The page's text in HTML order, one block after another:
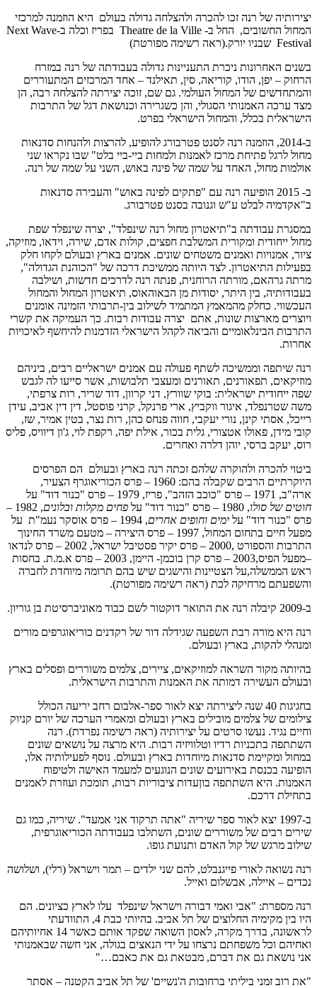
יצירותיה של רנה זכו להכרה ולהצלחה גדולה בעולם היא הוזמנה למרכזי
המחול החשובים, החל ב- Theatre de la Ville בפריז וכלה ב-Next Wave
Festival שבניו יורק.(ראה רשימה מפורטת)
בשנים האחרונות ניכרת התעניינות גדולה בעבודתה של רנה במזרח
הרחוק – יפן, הודו, קוריאה, סין, תאילנד – אחד המרכזים המתעוררים
והמתחדשים של המחול העולמי. גם שם, זוכה יצירתה להצלחה רבה, הן
מצד ערכה האמנותי הסגולי, והן כשגרירה וכנושאת דגל של התרבות
הישראלית בכלל, והמחול הישראלי בפרט.
ב-2014, הוזמנה רנה לסנט פטרבורג להופיע, להרצות ולהנחות סדנאות
מחול לרגל פתיחת מרכז לאמנות ולמחות ביי-ביי בלט" שבו נקראו שני
אולמות מחול, האחד על שמה של פינה באוש, השני על שמה של רנה.
ב- 2015 הופיעה רנה עם "פתקים לפינה באוש" והעבירה סדנאות
ב"אקדמיה לבלט ע"ש וגנובה בסנט פטרבורג.
במסגרת עבודתה ב"תיאטרון מחול רנה שינפלד", יצרה שינפלד שפת
מחול ייחודית ומקורית המשלבת חפצים, קולות אדם, שירה, וידאו, מוזיקה,
ציור, אמנויות ואמנים משטחים שונים. אמנים בארץ ובעולם לקחו חלק
בפעילות התיאטרון. לצד היותה ממשיכת דרכה של "הכוהנת הגדולה",
מרתה גרהאם, מורתה הרוחנית, פנתה רנה לדרכים חדשות, ושילבה
בעבודותיה, בין היתר, יסודות מן הבאוהאוס, תיאטרון המחול והמחול
העכשווי. כחלק מהמאמץ המתמיד לשילוב בין-תרבותי הזמינה אומנים
ויוצרים מארצות שונות, אתם יצרה עבודות רבות. כך העמיקה את קשרי
התרבות הבינלאומיים והביאה לקהל הישראלי הזדמנות להיחשף לאיכויות
אחרות.
רנה שיתפה וממשיכה לשתף פעולה עם אמנים ישראליים רבים, ביניהם
מוזיקאים, תפאורנים, תאורנים ומעצבי תלבושות, אשר סייעו לה לגבש
שפה ייחודית ישראלית: בוקי שוורץ, דני קרוון, דוד שריר, רות צרפתי,
משה שטרנפלד, איגור ווקביץ, ארי פרנקל, קרני פוסטל, דין דין אביב, עידן
רייכל, אסתי קינן, נורי יעקבי, חווה פנחס כהן, רות נצר, בטין אמיר, שז,
קובי מידן, פאולו אטצורי, גלית בכור, אילת יפה, רקפת לוי, ג'ון דיוויס, פליס
רוס, יעקב ברסי, יוהן דלרה ואחרים.
ביטוי להכרה ולהוקרה שלהם זכתה רנה בארץ ובעולם הם הפרסים
היוקרתיים הרבים שקבלה בהם: 1960 – פרס הכוריאוגרף הצעיר,
ארה"ב, 1971 – פרס "כוכב הזהב", פריז, 1979 – פרס "כנור דוד" על
חוטים של סולו, 1980 – פרס "כנור דוד" על פחים מקלות ובלונים
, 1982 –
פרס "כנור דוד" על ימים וחופים אחרים
, 1994 – פרס אוסקר נעמ"ת על
מפעל חיים בתחום המחול, 1997 – פרס היצירה – מטעם משרד החינוך
התרבות והספורט ,2000 – פרס יקיר פסטיבל ישראל, 2002 – פרס לנדאו
–מפעל הפיס,2003 – פרס קרן בוכמן- היימן, 2003 – פרס א.מ.ת. בחסות
ראש הממשלה,על הצטיינות והישגים שיש בהם תרומה מיוחדת לחברה
והשפעתם מרחיקה לכת (ראה רשימה מפורטת).
ב-2009 קיבלה רנה את התואר דוקטור לשם כבוד מאוניברסיטת בן גוריון.
רנה היא מורה רבת השפעה שגידלה דור של רקדנים כוריאוגרפים מורים
ומנהלי להקות, בארץ ובעולם.
בהיותה מקור השראה למוזיקאים, ציירים, צלמים משוררים ופסלים בארץ
ובעולם העשירה דמותה את האמנות והתרבות הישראלית.
בחגיגות 40 שנה ליצירתה יצא לאור ספר-אלבום רחב יריעה הכולל
צילומים של צלמים מובילים בארץ ובעולם ומאמרי הערכה של יורם קניוק
וחיים נגיד. נעשו סרטים על יצירותיה (ראה רשימה נפרדת). רנה
השתתפה בתכניות רדיו וטלוויזיה רבות. היא מרצה על נושאים שונים
במחול ומקיימת סדנאות מיוחדות בארץ ובעולם. נוסף לפעילותיה אלו,
הופיעה בכנסת באירועים שונים הנוגעים למעמד האישה ולטיפוח
האמנות. היא השתתפה בוןעדות ציבוריות רבות, תומכת ועוזרת לאמנים
בתחילת דרכם.
ב-1997 יצא לאור ספר שיריה "אתה תרקוד אני אמעד". שיריה, כמו גם
שירים רבים של משוררים שונים, השתלבו בעבודתה הכוריאוגרפית,
שילוב מרגש של קול האדם ותנועת גופו.
רנה נשואה לאורי פייגנבלט, להם שני ילדים – תמר וישראל (רלי), ושלושה
נכדים – איילה, אבשלום ואייל.
רנה מספרת: "אבי ואמי דבורה וישראל שינפלד עלו לארץ כציונים. הם
היו בין מקימיה החלוצים של תל אביב. בהיותי כבת 4, התוודעתי
לראשונה, בדרך מקרה, לאסון השואה שפקד אותם כאשר 14 אחיותיהם
ואחיהם וכל משפחתם נרצחו על ידי הנאצים בגולה, אני חשה שבאמנותי
אני נושאת גם את דברם, מבטאת גם את כאבם…"
"את רוב זמני ביליתי ברחובות ה'נשיים' של תל אביב הקטנה – אסתר